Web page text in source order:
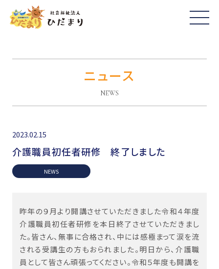
ニュース
NEWS
2023.02.15
介護職員初任者研修 終了しました
NEWS
昨年の９月より開講させていただきました令和４年度
介護職員初任者研修を本日終了させていただきまし
た。皆さん、無事に合格され、中には感極まって涙を流
される受講生の方もおられました。明日から、介護職
員として皆さん頑張ってください。令和５年度も開講を